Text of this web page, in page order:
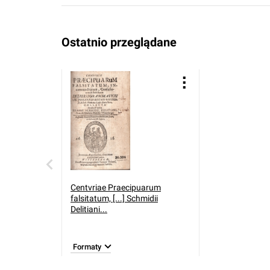
Ostatnio przeglądane
Centvriae Praecipuarum
falsitatum, [...] Schmidii
Delitiani...
Formaty